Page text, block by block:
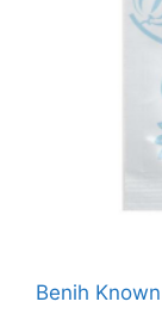
Benih